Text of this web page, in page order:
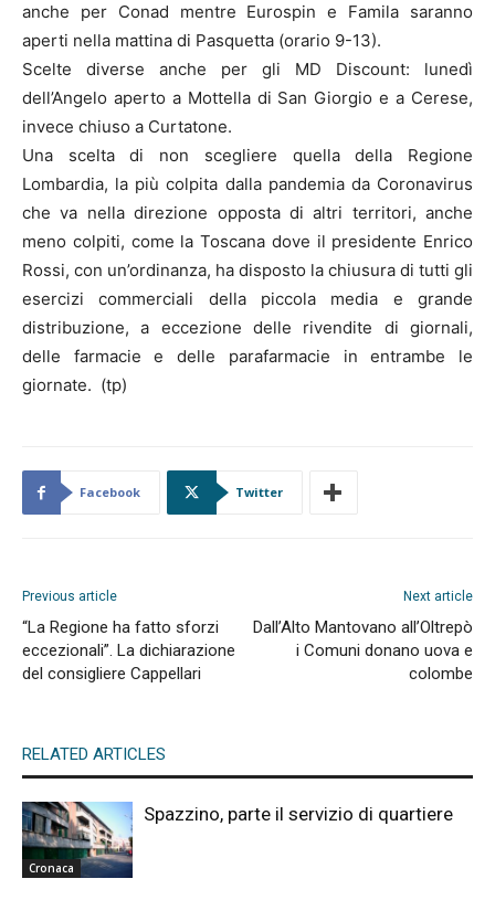
anche per Conad mentre Eurospin e Famila saranno
aperti nella mattina di Pasquetta (orario 9-13).
Scelte diverse anche per gli MD Discount: lunedì
dell’Angelo aperto a Mottella di San Giorgio e a Cerese,
invece chiuso a Curtatone.
Una scelta di non scegliere quella della Regione
Lombardia, la più colpita dalla pandemia da Coronavirus
che va nella direzione opposta di altri territori, anche
meno colpiti, come la Toscana dove il presidente Enrico
Rossi, con un’ordinanza, ha disposto la chiusura di tutti gli
esercizi commerciali della piccola media e grande
distribuzione, a eccezione delle rivendite di giornali,
delle farmacie e delle parafarmacie in entrambe le
giornate. (tp)
Facebook Twitter
Previous article
“La Regione ha fatto sforzi
eccezionali”. La dichiarazione
del consigliere Cappellari
Next article
Dall’Alto Mantovano all’Oltrepò
i Comuni donano uova e
colombe
RELATED ARTICLES
Cronaca
Spazzino, parte il servizio di quartiere